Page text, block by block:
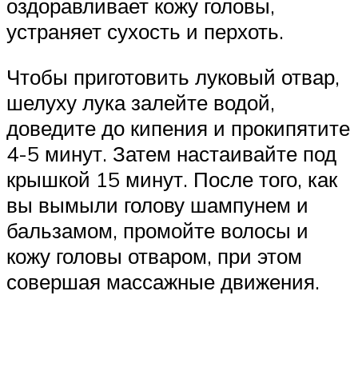
оздоравливает кожу головы,
устраняет сухость и перхоть.
Чтобы приготовить луковый отвар,
шелуху лука залейте водой,
доведите до кипения и прокипятите
4-5 минут. Затем настаивайте под
крышкой 15 минут. После того, как
вы вымыли голову шампунем и
бальзамом, промойте волосы и
кожу головы отваром, при этом
совершая массажные движения.